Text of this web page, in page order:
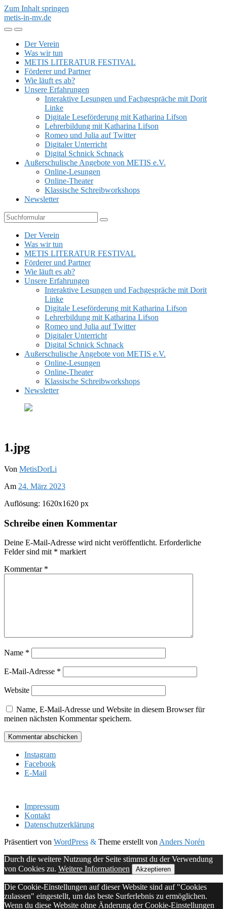
Zum Inhalt springen
metis-in-mv.de
Mobil-
umschalten
Suchfeld
umschalten
Der Verein
Was wir tun
METIS LITERATUR FESTIVAL
Förderer und Partner
Wie läuft es ab?
Unsere Erfahrungen
Interaktive Lesungen und Fachgespräche mit Dorit
Linke
Digitale Leseförderung mit Katharina Lifson
Lehrerbildung mit Katharina Lifson
Romeo und Julia auf Twitter
Digitaler Unterricht
Digital Schnick Schnack
Außerschulische Angebote von METIS e.V.
Online-Lesungen
Online-Theater
Klassische Schreibworkshops
Newsletter
Suchen
Der Verein
Was wir tun
METIS LITERATUR FESTIVAL
Förderer und Partner
Wie läuft es ab?
Unsere Erfahrungen
Interaktive Lesungen und Fachgespräche mit Dorit
Linke
Digitale Leseförderung mit Katharina Lifson
Lehrerbildung mit Katharina Lifson
Romeo und Julia auf Twitter
Digitaler Unterricht
Digital Schnick Schnack
Außerschulische Angebote von METIS e.V.
Online-Lesungen
Online-Theater
Klassische Schreibworkshops
Newsletter
1.jpg
Von MetisDorLi
Am 24. März 2023
Auflösung: 1620x1620 px
Schreibe einen Kommentar
Deine E-Mail-Adresse wird nicht veröffentlicht. Erforderliche
Felder sind mit * markiert
Kommentar *
Name *
E-Mail-Adresse *
Website
Name, E-Mail-Adresse und Website in diesem Browser für
meinen nächsten Kommentar speichern.
Instagram
Facebook
E-Mail
Impressum
Kontakt
Datenschutzerklärung
Präsentiert von WordPress & Theme erstellt von Anders Norén
Durch die weitere Nutzung der Seite stimmst du der Verwendung
von Cookies zu. Weitere Informationen Akzeptieren
Die Cookie-Einstellungen auf dieser Website sind auf "Cookies
zulassen" eingestellt, um das beste Surferlebnis zu ermöglichen.
Wenn du diese Website ohne Änderung der Cookie-Einstellungen